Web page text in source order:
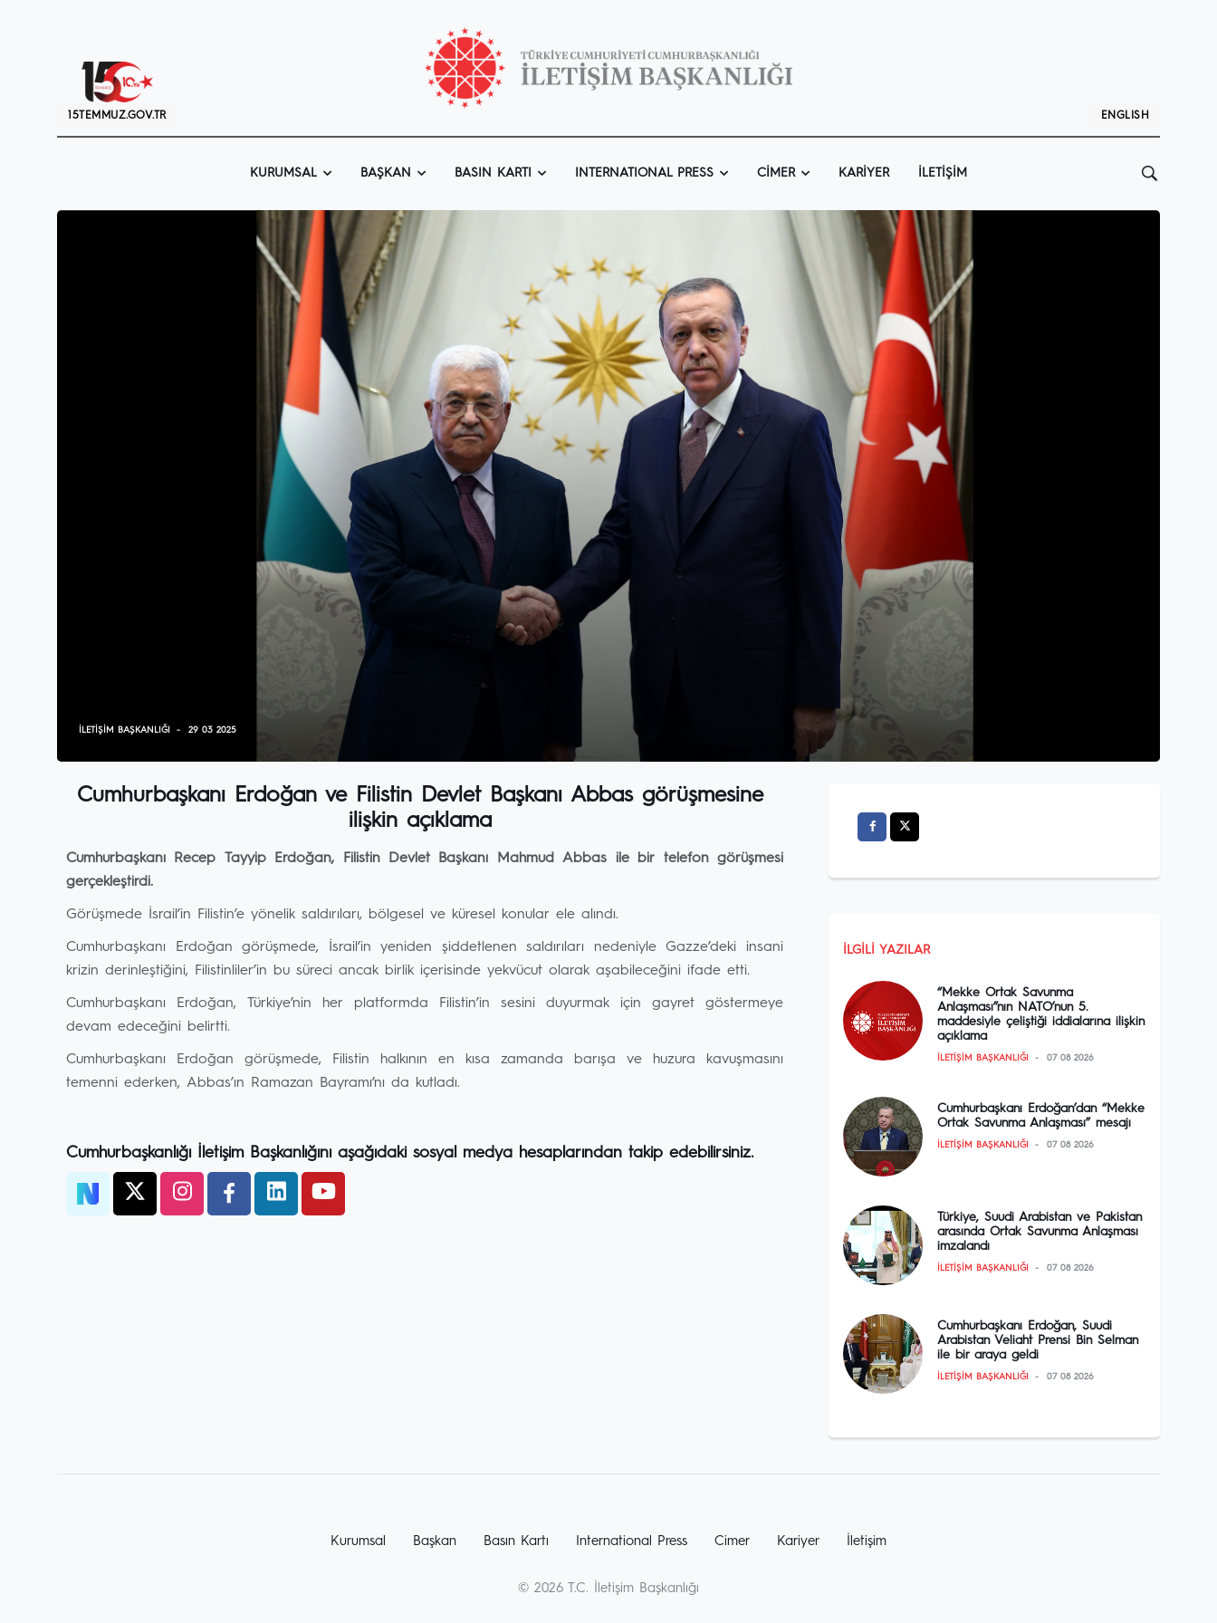
15TEMMUZ.GOV.TR ENGLISH
KURUMSAL BAŞKAN BASIN KARTI INTERNATIONAL PRESS CIMER KARIYER İLETIŞIM
İLETIŞIM BAŞKANLIĞI 29 03 2025
Cumhurbaşkanı Erdoğan ve Filistin Devlet Başkanı Abbas görüşmesine
ilişkin açıklama
Cumhurbaşkanı Recep Tayyip Erdoğan, Filistin Devlet Başkanı Mahmud Abbas ile bir telefon görüşmesi
gerçekleştirdi.
Görüşmede İsrail’in Filistin’e yönelik saldırıları, bölgesel ve küresel konular ele alındı.
Cumhurbaşkanı Erdoğan görüşmede, İsrail’in yeniden şiddetlenen saldırıları nedeniyle Gazze’deki insani
krizin derinleştiğini, Filistinliler’in bu süreci ancak birlik içerisinde yekvücut olarak aşabileceğini ifade etti.
Cumhurbaşkanı Erdoğan, Türkiye’nin her platformda Filistin’in sesini duyurmak için gayret göstermeye
devam edeceğini belirtti.
Cumhurbaşkanı Erdoğan görüşmede, Filistin halkının en kısa zamanda barışa ve huzura kavuşmasını
temenni ederken, Abbas’ın Ramazan Bayramı’nı da kutladı.
Cumhurbaşkanlığı İletişim Başkanlığını aşağıdaki sosyal medya hesaplarından takip edebilirsiniz.
İLGILI YAZILAR
“Mekke Ortak Savunma
Anlaşması”nın NATO’nun 5.
maddesiyle çeliştiği iddialarına ilişkin
açıklama
İLETIŞIM BAŞKANLIĞI 07 08 2026
Cumhurbaşkanı Erdoğan’dan “Mekke
Ortak Savunma Anlaşması” mesajı
İLETIŞIM BAŞKANLIĞI 07 08 2026
Türkiye, Suudi Arabistan ve Pakistan
arasında Ortak Savunma Anlaşması
imzalandı
İLETIŞIM BAŞKANLIĞI 07 08 2026
Cumhurbaşkanı Erdoğan, Suudi
Arabistan Veliaht Prensi Bin Selman
ile bir araya geldi
İLETIŞIM BAŞKANLIĞI 07 08 2026
Kurumsal Başkan Basın Kartı International Press Cimer Kariyer İletişim
© 2026 T.C. İletişim Başkanlığı